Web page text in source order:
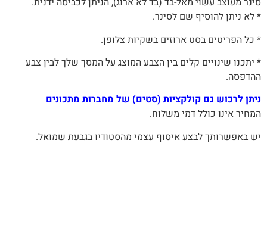
* לא ניתן להוסיף שם לסינר.
* כל הפריטים בסט ארוזים בשקיות צלופן.
* יתכנו שינויים קלים בין הצבע המוצג על המסך שלך לבין צבע
ההדפסה.
ניתן לרכוש גם קולקציות (סטים) של מחברות מתכונים
המחיר‭ ‬אינו‭ ‬כולל‭ ‬דמי‭ ‬משלוח‭.‬
יש באפשרותך לבצע איסוף עצמי מהסטודיו בגבעת שמואל.